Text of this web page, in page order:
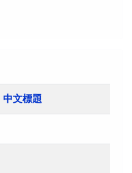
中文標題